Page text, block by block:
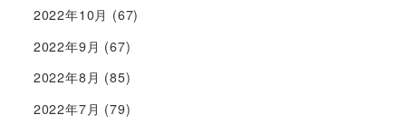
2022年10月 (67)
2022年9月 (67)
2022年8月 (85)
2022年7月 (79)